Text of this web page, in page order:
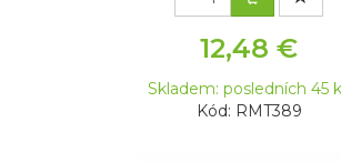
12,48 €
Skladem: posledních 45
Kód: RMT389